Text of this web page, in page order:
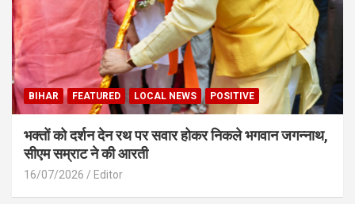
BIHAR FEATURED LOCAL NEWS POSITIVE
भक्तों को दर्शन देन रथ पर सवार होकर निकले भगवान जगन्नाथ,
सीएम सम्राट ने की आरती
16/07/2026 Editor